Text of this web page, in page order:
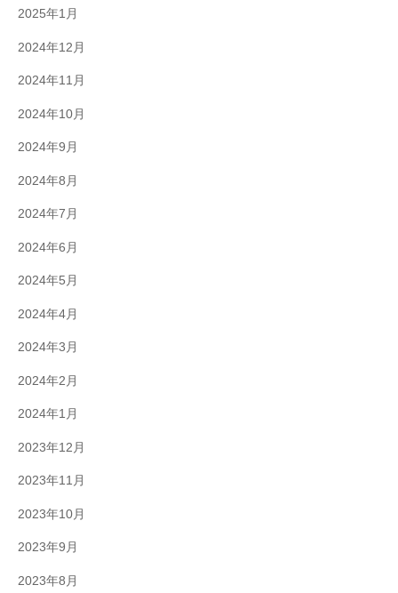
2025年1月
2024年12月
2024年11月
2024年10月
2024年9月
2024年8月
2024年7月
2024年6月
2024年5月
2024年4月
2024年3月
2024年2月
2024年1月
2023年12月
2023年11月
2023年10月
2023年9月
2023年8月